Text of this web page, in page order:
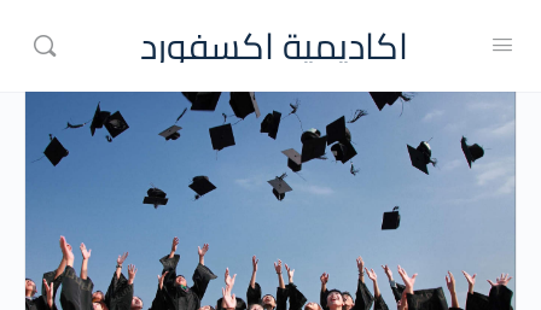
اكاديمية اكسفورد